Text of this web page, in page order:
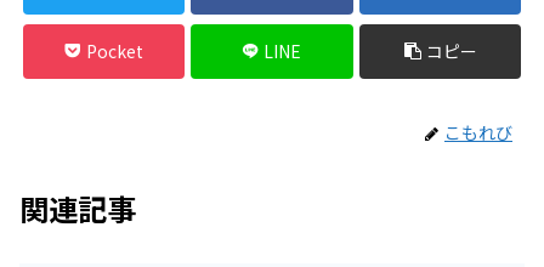
Pocket LINE コピー
こもれび
関連記事